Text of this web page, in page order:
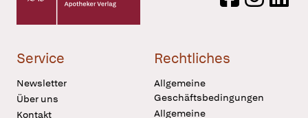
Service
Newsletter
Über uns
Kontakt
Rechtliches
Allgemeine
Geschäftsbedingungen
Allgemeine